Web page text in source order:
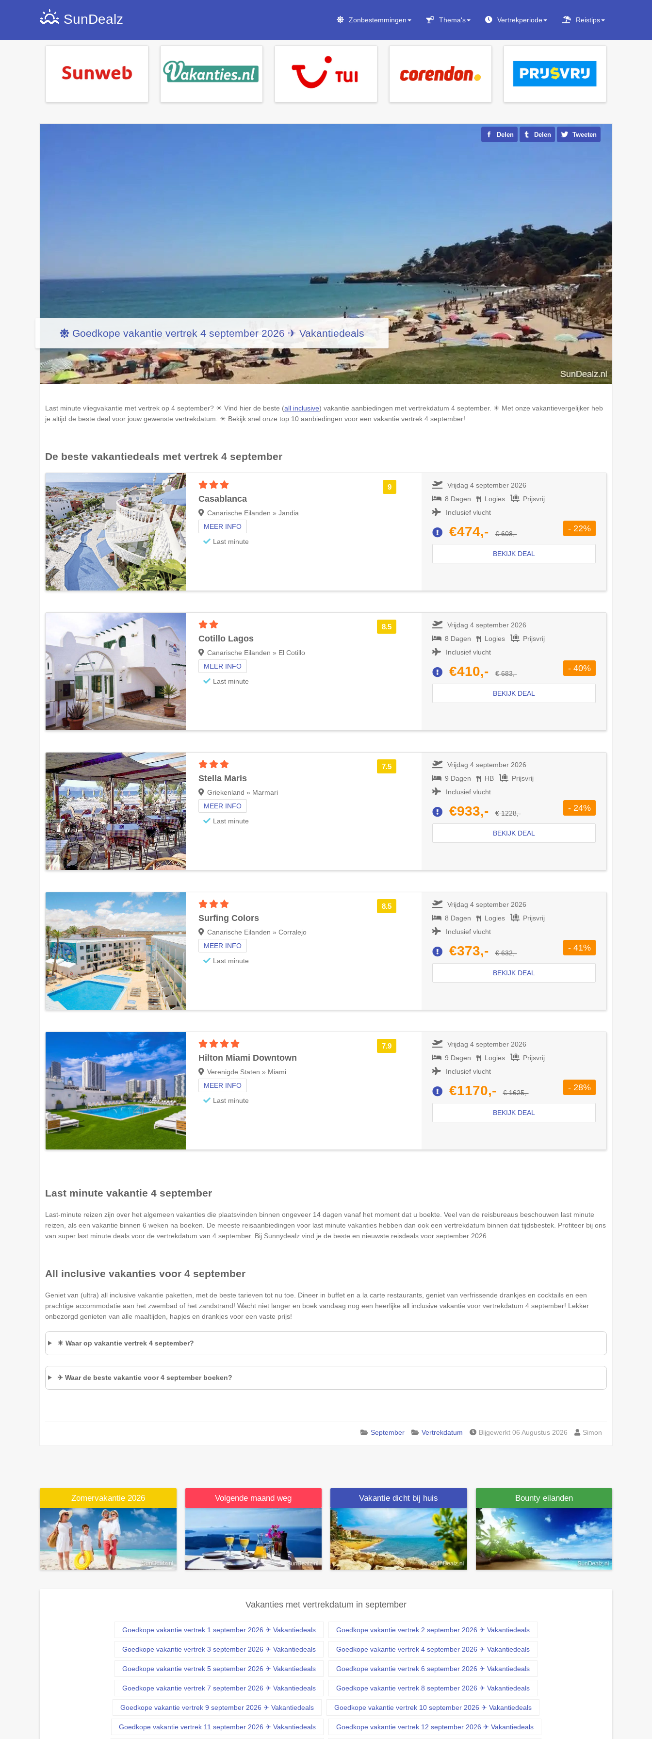
SunDealz Zonbestemmingen Thema's Vertrekperiode Reistips
Goedkope vakantie vertrek 4 september 2026 ✈ Vakantiedeals
Delen Delen Tweeten
Last minute vliegvakantie met vertrek op 4 september? ☀ Vind hier de beste (all inclusive) vakantie aanbiedingen met vertrekdatum 4 september. ☀ Met onze vakantievergelijker heb
je altijd de beste deal voor jouw gewenste vertrekdatum. ☀ Bekijk snel onze top 10 aanbiedingen voor een vakantie vertrek 4 september!
De beste vakantiedeals met vertrek 4 september
9
Casablanca
Canarische Eilanden » Jandia
MEER INFO
Last minute
Vrijdag 4 september 2026
8 Dagen
Logies
Prijsvrij
Inclusief vlucht
€474,- € 608,-
- 22%
BEKIJK DEAL
8.5
Cotillo Lagos
Canarische Eilanden » El Cotillo
MEER INFO
Last minute
Vrijdag 4 september 2026
8 Dagen
Logies
Prijsvrij
Inclusief vlucht
€410,- € 683,-
- 40%
BEKIJK DEAL
7.5
Stella Maris
Griekenland » Marmari
MEER INFO
Last minute
Vrijdag 4 september 2026
9 Dagen
HB
Prijsvrij
Inclusief vlucht
€933,- € 1228,-
- 24%
BEKIJK DEAL
8.5
Surfing Colors
Canarische Eilanden » Corralejo
MEER INFO
Last minute
Vrijdag 4 september 2026
8 Dagen
Logies
Prijsvrij
Inclusief vlucht
€373,- € 632,-
- 41%
BEKIJK DEAL
7.9
Hilton Miami Downtown
Verenigde Staten » Miami
MEER INFO
Last minute
Vrijdag 4 september 2026
9 Dagen
Logies
Prijsvrij
Inclusief vlucht
€1170,- € 1625,-
- 28%
BEKIJK DEAL
Last minute vakantie 4 september
Last-minute reizen zijn over het algemeen vakanties die plaatsvinden binnen ongeveer 14 dagen vanaf het moment dat u boekte. Veel van de reisbureaus beschouwen last minute
reizen, als een vakantie binnen 6 weken na boeken. De meeste reisaanbiedingen voor last minute vakanties hebben dan ook een vertrekdatum binnen dat tijdsbestek. Profiteer bij ons
van super last minute deals voor de vertrekdatum van 4 september. Bij Sunnydealz vind je de beste en nieuwste reisdeals voor september 2026.
All inclusive vakanties voor 4 september
Geniet van (ultra) all inclusive vakantie paketten, met de beste tarieven tot nu toe. Dineer in buffet en a la carte restaurants, geniet van verfrissende drankjes en cocktails en een
prachtige accommodatie aan het zwembad of het zandstrand! Wacht niet langer en boek vandaag nog een heerlijke all inclusive vakantie voor vertrekdatum 4 september! Lekker
onbezorgd genieten van alle maaltijden, hapjes en drankjes voor een vaste prijs!
☀ Waar op vakantie vertrek 4 september?
✈ Waar de beste vakantie voor 4 september boeken?
September Vertrekdatum Bijgewerkt 06 Augustus 2026 Simon
Zomervakantie 2026 Volgende maand weg Vakantie dicht bij huis Bounty eilanden
Vakanties met vertrekdatum in september
Goedkope vakantie vertrek 1 september 2026 ✈ Vakantiedeals Goedkope vakantie vertrek 2 september 2026 ✈ Vakantiedeals
Goedkope vakantie vertrek 3 september 2026 ✈ Vakantiedeals Goedkope vakantie vertrek 4 september 2026 ✈ Vakantiedeals
Goedkope vakantie vertrek 5 september 2026 ✈ Vakantiedeals Goedkope vakantie vertrek 6 september 2026 ✈ Vakantiedeals
Goedkope vakantie vertrek 7 september 2026 ✈ Vakantiedeals Goedkope vakantie vertrek 8 september 2026 ✈ Vakantiedeals
Goedkope vakantie vertrek 9 september 2026 ✈ Vakantiedeals Goedkope vakantie vertrek 10 september 2026 ✈ Vakantiedeals
Goedkope vakantie vertrek 11 september 2026 ✈ Vakantiedeals Goedkope vakantie vertrek 12 september 2026 ✈ Vakantiedeals